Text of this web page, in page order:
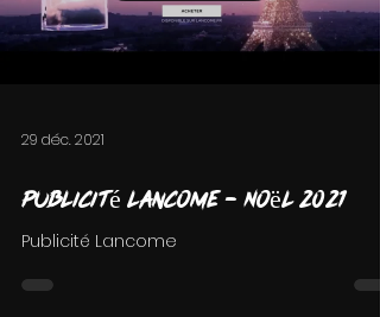
29 déc. 2021
Publicité Lancome - Noël 2021
Publicité Lancome